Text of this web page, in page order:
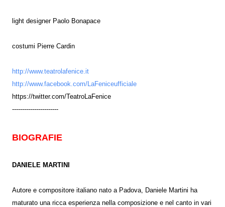
light designer Paolo Bonapace
costumi Pierre Cardin
http://www.teatrolafenice.it
http://www.facebook.com/LaFeniceufficiale
https://twitter.com/TeatroLaFenice
-----------------------
BIOGRAFIE
DANIELE MARTINI
Autore e compositore italiano nato a Padova, Daniele Martini ha
maturato una ricca esperienza nella composizione e nel canto in vari